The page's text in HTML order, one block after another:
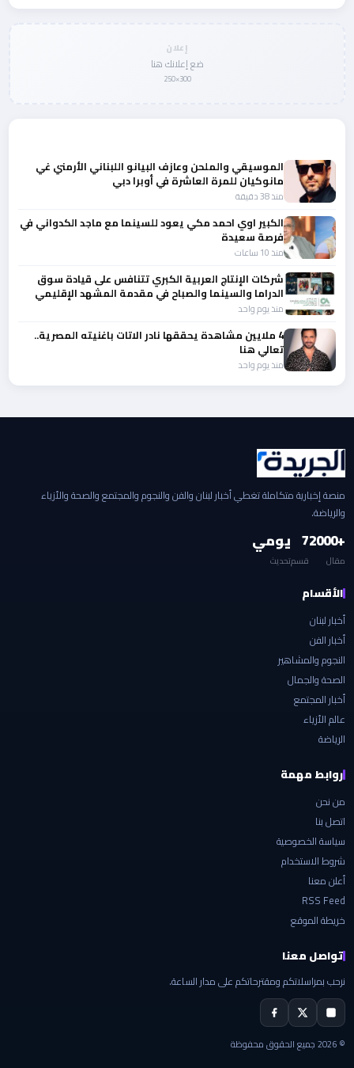
إعلان
ضع إعلانك هنا
300×250
الموسيقي والملحن وعازف البيانو اللبناني الأرمني غي
مانوكيان للمرة العاشرة في أوبرا دبي
منذ 38 دقيقة
الكبير اوي احمد مكي يعود للسينما مع ماجد الكدواني في
فرصة سعيدة
منذ 10 ساعات
شركات الإنتاج العربية الكبري تتنافس على قيادة سوق
الدراما والسينما والصباح في مقدمة المشهد الإقليمي
منذ يوم واحد
4 ملايين مشاهدة يحققها نادر الاتات باغنيته المصرية..
تعالي هنا
منذ يوم واحد
منصة إخبارية متكاملة تغطي أخبار لبنان والفن والنجوم والمجتمع والصحة والأزياء
والرياضة.
+2000
مقال
7
قسم
يومي
تحديث
الأقسام
أخبار لبنان
أخبار الفن
النجوم والمشاهير
الصحة والجمال
أخبار المجتمع
عالم الأزياء
الرياضة
روابط مهمة
من نحن
اتصل بنا
سياسة الخصوصية
شروط الاستخدام
أعلن معنا
RSS Feed
خريطة الموقع
تواصل معنا
نرحب بمراسلاتكم ومقترحاتكم على مدار الساعة.
© 2026 جميع الحقوق محفوظة